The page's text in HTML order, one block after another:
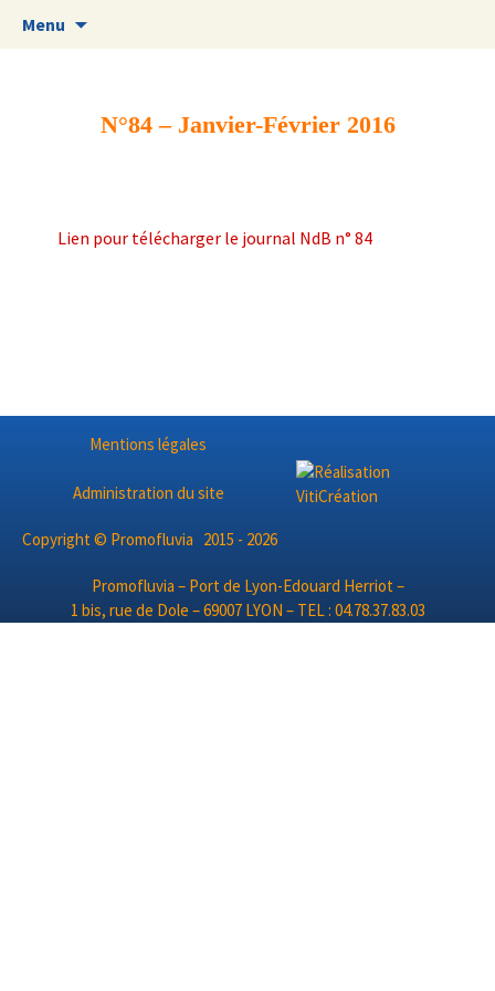
Menu
N°84 – Janvier-Février 2016
Lien pour télécharger le journal NdB n° 84
Mentions légales
Administration du site
Copyright © Promofluvia 2015 - 2026
Promofluvia – Port de Lyon-Edouard Herriot –
1 bis, rue de Dole – 69007 LYON – TEL : 04.78.37.83.03